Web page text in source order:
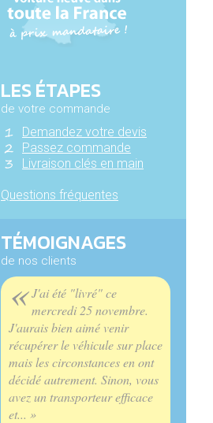
LES ÉTAPES
de votre commande
Demandez votre devis
Passez commande
Livraison clés en main
Questions fréquentes
TÉMOIGNAGES
de nos clients
« J'ai été "livré" ce
mercredi 25 novembre.
J'aurais bien aimé venir
récupérer le véhicule sur place
mais les circonstances en ont
décidé autrement. Sinon, vous
avez un transporteur efficace
et... »